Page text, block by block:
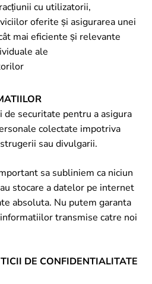
cu utilizatorii,
oferite și asigurarea unei
mai eficiente și relevante
ale
securitate pentru a asigura
colectate impotriva
sau divulgarii.
sa subliniem ca niciun
stocare a datelor pe internet
absoluta. Nu putem garanta
transmise catre noi
DE CONFIDENTIALITATE